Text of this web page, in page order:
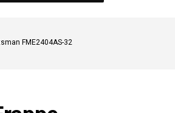
FME2404AS-32